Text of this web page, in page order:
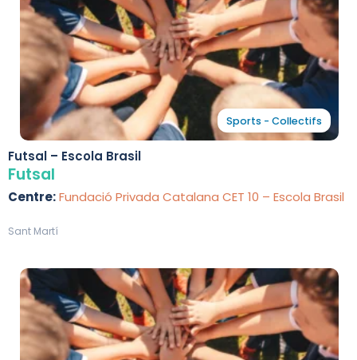
Sports - Collectifs
Futsal – Escola Brasil
Futsal
Centre:Fundació Privada Catalana CET 10 – Escola Brasil
Sant Martí